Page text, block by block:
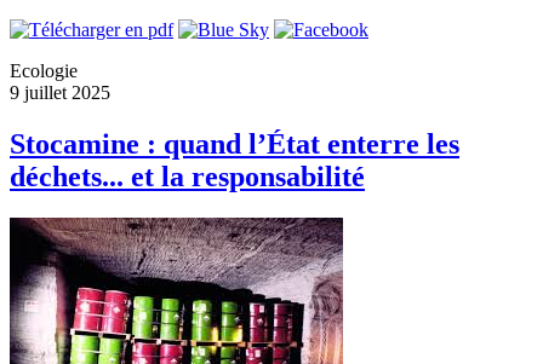
Ecologie
9 juillet 2025
Stocamine : quand l’État enterre les
déchets... et la responsabilité